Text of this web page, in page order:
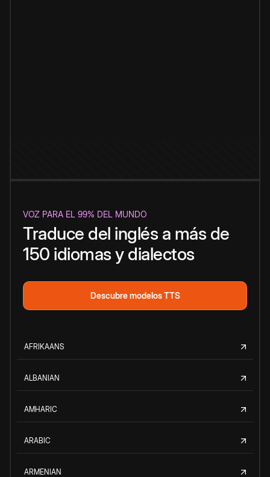
VOZ PARA EL 99% DEL MUNDO
Traduce del inglés a más de
150 idiomas y dialectos
Descubre modelos TTS
AFRIKAANS
ALBANIAN
AMHARIC
ARABIC
ARMENIAN